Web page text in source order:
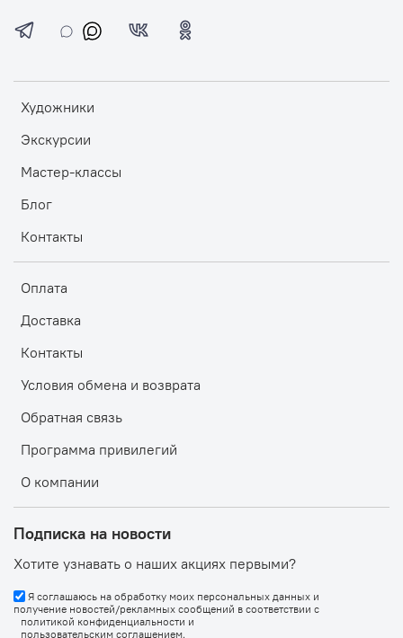
Художники
Экскурсии
Мастер-классы
Блог
Контакты
Оплата
Доставка
Контакты
Условия обмена и возврата
Обратная связь
Программа привилегий
О компании
Подписка на новости
Хотите узнавать о наших акциях первыми?
Я соглашаюсь на обработку моих персональных данных и
получение новостей/рекламных сообщений в соответствии с
политикой конфиденциальности и
пользовательским соглашением.